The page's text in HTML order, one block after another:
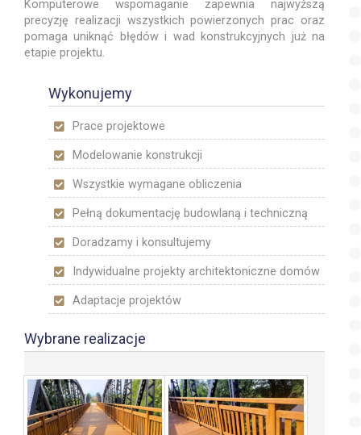
Komputerowe wspomaganie zapewnia najwyższą
precyzję realizacji wszystkich powierzonych prac oraz
pomaga uniknąć błędów i wad konstrukcyjnych już na
etapie projektu.
Wykonujemy
Prace projektowe
Modelowanie konstrukcji
Wszystkie wymagane obliczenia
Pełną dokumentację budowlaną i techniczną
Doradzamy i konsultujemy
Indywidualne projekty architektoniczne domów
Adaptacje projektów
Wybrane realizacje